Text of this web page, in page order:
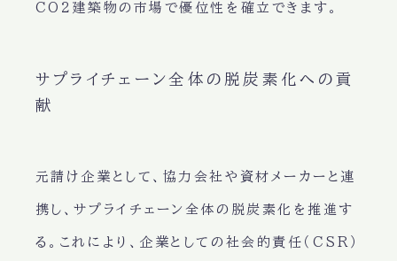
CO2建築物の市場で優位性を確立できます。
サプライチェーン全体の脱炭素化への貢
献
元請け企業として、協力会社や資材メーカーと連
携し、サプライチェーン全体の脱炭素化を推進す
る。これにより、企業としての社会的責任（CSR）